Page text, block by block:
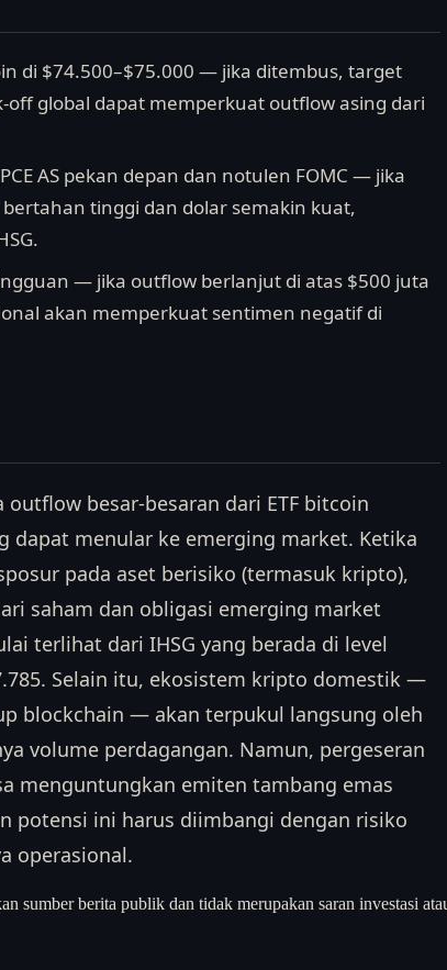
di $74.500–$75.000 — jika ditembus, target
global dapat memperkuat outflow asing dari
AS pekan depan dan notulen FOMC — jika
tinggi dan dolar semakin kuat,
— jika outflow berlanjut di atas $500 juta
akan memperkuat sentimen negatif di
besar-besaran dari ETF bitcoin
menular ke emerging market. Ketika
pada aset berisiko (termasuk kripto),
saham dan obligasi emerging market
terlihat dari IHSG yang berada di level
Selain itu, ekosistem kripto domestik —
blockchain — akan terpukul langsung oleh
volume perdagangan. Namun, pergeseran
menguntungkan emiten tambang emas
potensi ini harus diimbangi dengan risiko
operasional.
sumber berita publik dan tidak merupakan saran investasi